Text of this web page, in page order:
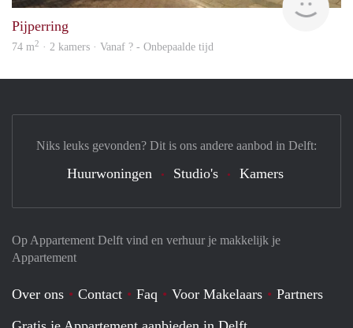
Pijperring
74 m2 · 2 kamers · Vanaf ? - Onbepaalde tijd
Op Appartement Delft vind en verhuur je makkelijk je
Appartement
Over ons Contact Faq Voor Makelaars
Partners
Niks leuks gevonden? Dit is ons andere aanbod in Delft:
Huurwoningen Studio's Kamers